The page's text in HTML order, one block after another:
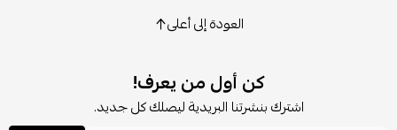
العودة إلى أعلى
كن أول من يعرف!
اشترك بنشرتنا البريدية ليصلك كل جديد.